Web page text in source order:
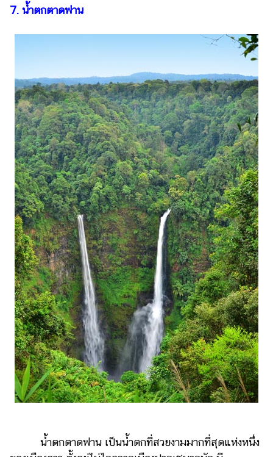
7. น้ำตกตาดฟาน
น้ำตกตาดฟาน เป็นน้ำตกที่สวยงามมากที่สุดแห่งหนึ่ง